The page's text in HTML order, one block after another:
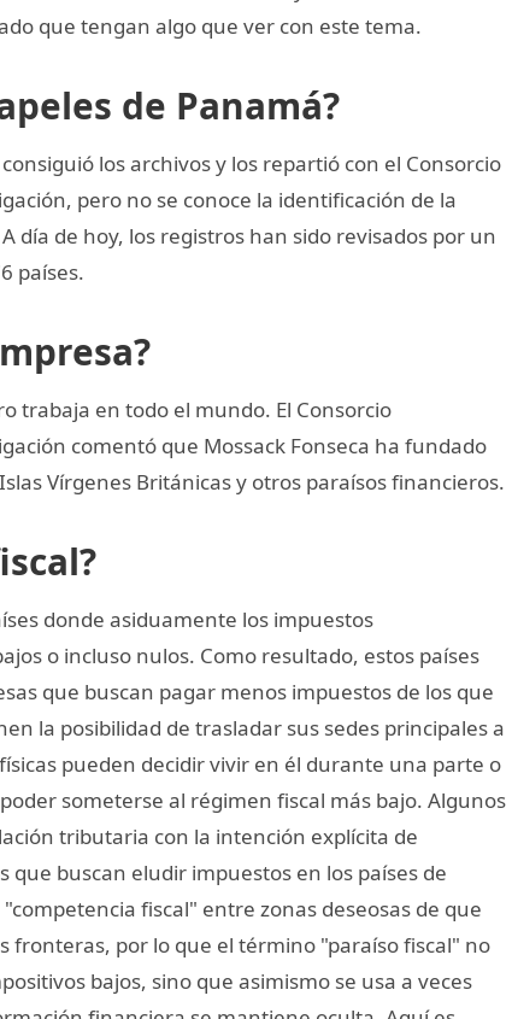
que tengan algo que ver con este tema.
de Panamá?
los archivos y los repartió con el Consorcio
pero no se conoce la identificación de la
día de hoy, los registros han sido revisados por un
países.
trabaja en todo el mundo. El Consorcio
comentó que Mossack Fonseca ha fundado
Vírgenes Británicas y otros paraísos financieros.
donde asiduamente los impuestos
o incluso nulos. Como resultado, estos países
que buscan pagar menos impuestos de los que
la posibilidad de trasladar sus sedes principales a
pueden decidir vivir en él durante una parte o
someterse al régimen fiscal más bajo. Algunos
tributaria con la intención explícita de
buscan eludir impuestos en los países de
fiscal" entre zonas deseosas de que
fronteras, por lo que el término "paraíso fiscal" no
bajos, sino que asimismo se usa a veces